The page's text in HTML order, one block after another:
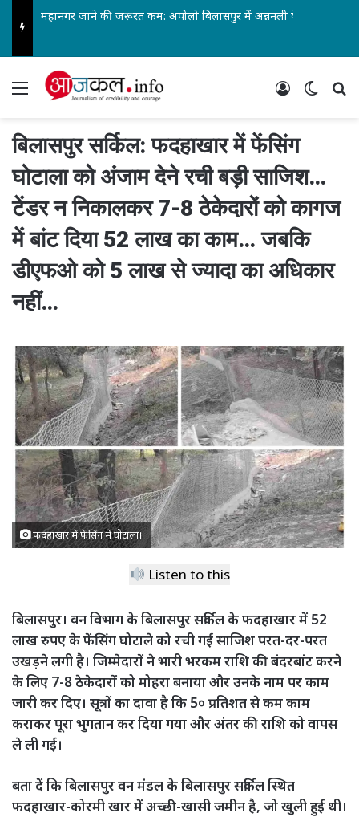
Menu Log In
बिलासपुर सर्किल: फदहाखार में फेंसिंग
घोटाला को अंजाम देने रची बड़ी साजिश…
टेंडर न निकालकर 7-8 ठेकेदारों को कागज
में बांट दिया 52 लाख का काम… जबकि
डीएफओ को 5 लाख से ज्यादा का अधिकार
नहीं…
फदहाखार में फेंसिंग में घोटाला।
Listen to this
बिलासपुर। वन विभाग के बिलासपुर सर्किल के फदहाखार में 52
लाख रुपए के फेंसिंग घोटाले को रची गई साजिश परत-दर-परत
उखड़ने लगी है। जिम्मेदारों ने भारी भरकम राशि की बंदरबांट करने
के लिए 7-8 ठेकेदारों को मोहरा बनाया और उनके नाम पर काम
जारी कर दिए। सूत्रों का दावा है कि 5० प्रतिशत से कम काम
कराकर पूरा भुगतान कर दिया गया और अंतर की राशि को वापस
ले ली गई।
बता दें कि बिलासपुर वन मंडल के बिलासपुर सर्किल स्थित
फदहाखार-कोरमी खार में अच्छी-खासी जमीन है, जो खुली हुई थी।